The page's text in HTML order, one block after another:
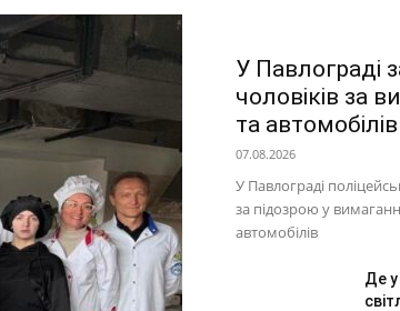
У Павлограді
чоловіків за
та автомобілів
07.08.2026
У Павлограді
за підозрою у
автомобілів
Де у